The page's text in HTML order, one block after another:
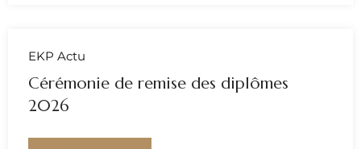
EKP Actu
Cérémonie de remise des diplômes
2026